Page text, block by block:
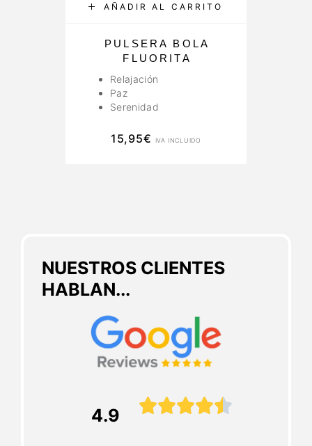
NUESTROS CLIENTES
HABLAN...
4.9 
AÑADIR AL CARRITO
PULSERA BOLA
FLUORITA
Relajación
Paz
Serenidad
15,95€ IVA INCLUIDO